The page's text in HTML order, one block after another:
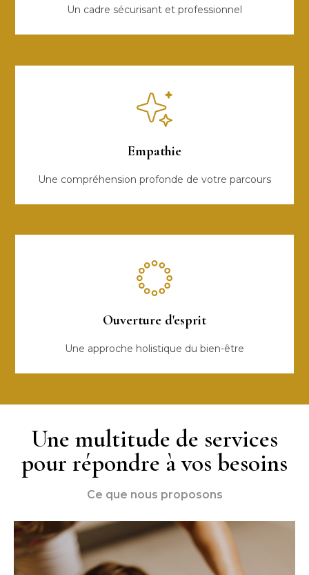
Un cadre sécurisant et professionnel
Empathie
Une compréhension profonde de votre parcours
Ouverture d'esprit
Une approche holistique du bien-être
Une multitude de services
pour répondre à vos besoins
Ce que nous proposons